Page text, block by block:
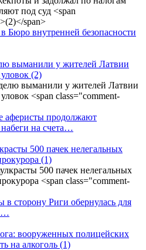
Бюро внутренней безопасности
выманили у жителей Латвии
(2)
аферисты продолжают
на счета…
500 пачек нелегальных
(1)
в сторону Риги обернулась для
вооруженных полицейских
на алкоголь (1)